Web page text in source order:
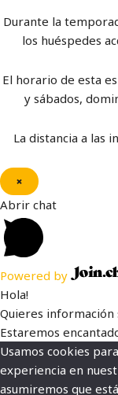
Durante la
los huéspedes
El horario de esta
y sábados,
La distancia a las
×
Abrir chat
Powered by
Hola!
Quieres información
Estaremos
Usamos cookies
experiencia en
asumiremos que